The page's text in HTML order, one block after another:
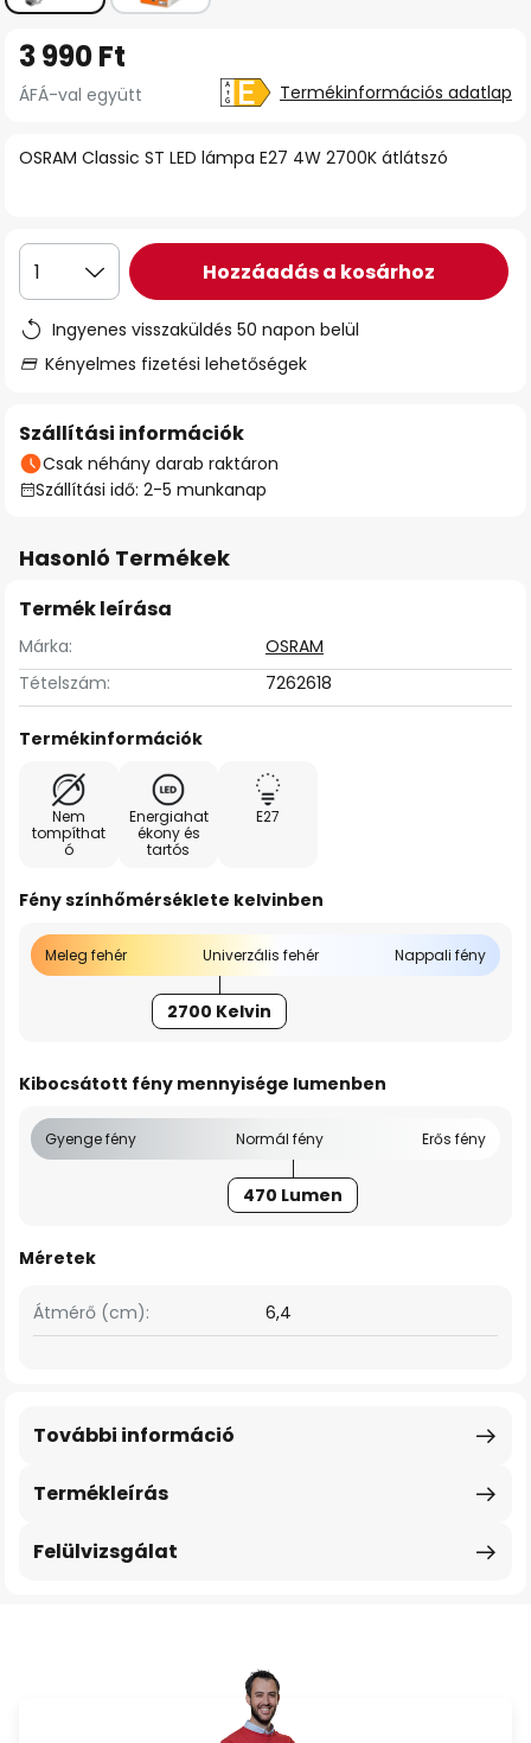
képgaléria
OSRAM Classic ST LED lámpa E27 4W 2700K átlátszó
3 990 Ft
ÁFÁ-val együtt Termékinformációs adatlap
1 Hozzáadás a kosárhoz
Ingyenes visszaküldés 50 napon belül
Kényelmes fizetési lehetőségek
Szállítási információk
Csak néhány darab raktáron
Szállítási idő: 2-5 munkanap
Hasonló Termékek
Termék leírása
Márka:
OSRAM
Tételszám:
7262618
Termékinformációk
Nem
tompíthat
ó
Energiahat
ékony és
tartós
E27
Fény színhőmérséklete kelvinben
Meleg fehér Univerzális fehér Nappali fény
2700 Kelvin
Kibocsátott fény mennyisége lumenben
Gyenge fény Normál fény Erős fény
470 Lumen
Méretek
Átmérő (cm): 6,4
Termékleírás
További információ
Felülvizsgálat